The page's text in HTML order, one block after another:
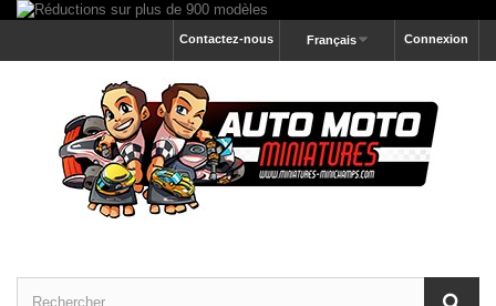
Connexion
Français
Contactez-nous